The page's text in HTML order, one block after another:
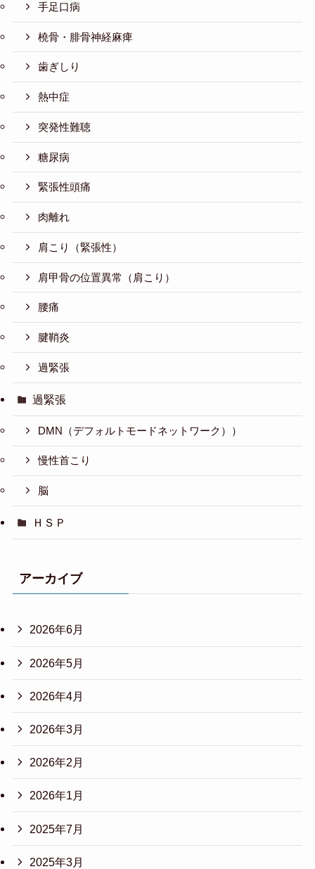
手足口病
橈骨・腓骨神経麻痺
歯ぎしり
熱中症
突発性難聴
糖尿病
緊張性頭痛
肉離れ
肩こり（緊張性）
肩甲骨の位置異常（肩こり）
腰痛
腱鞘炎
過緊張
過緊張
DMN（デフォルトモードネットワーク））
慢性首こり
脳
ＨＳＰ
アーカイブ
2026年6月
2026年5月
2026年4月
2026年3月
2026年2月
2026年1月
2025年7月
2025年3月